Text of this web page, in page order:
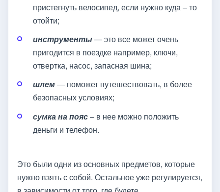
пристегнуть велосипед, если нужно куда – то
отойти;
инструменты— это все может очень
пригодится в поездке например, ключи,
отвертка, насос, запасная шина;
шлем— поможет путешествовать, в более
безопасных условиях;
сумка на пояс– в нее можно положить
деньги и телефон.
Это были одни из основных предметов, которые
нужно взять с собой. Остальное уже регулируется,